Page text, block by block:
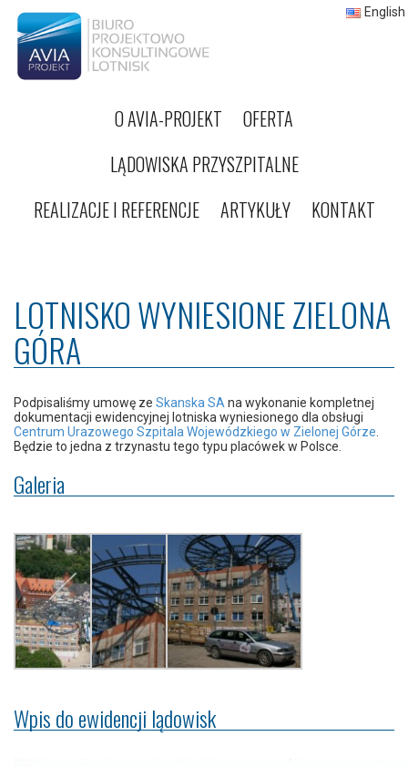
O AVIA-PROJEKT
OFERTA
LĄDOWISKA PRZYSZPITALNE
REALIZACJE I REFERENCJE
ARTYKUŁY KONTAKT
English
LOTNISKO WYNIESIONE ZIELONA
GÓRA
Podpisaliśmy umowę ze Skanska SA na wykonanie kompletnej
dokumentacji ewidencyjnej lotniska wyniesionego dla obsługi
Centrum Urazowego Szpitala Wojewódzkiego w Zielonej Górze
Będzie to jedna z trzynastu tego typu placówek w Polsce.
Galeria
Wpis do ewidencji lądowisk